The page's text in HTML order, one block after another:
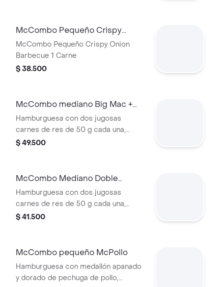
grandes crujientes.
McCombo Pequeño Crispy
Onion Barbecue 1 Carne
McCombo Pequeño Crispy Onion
Barbecue 1 Carne
$ 38.500
McCombo mediano Big Mac +
McFlurry de Oreo
Hamburguesa con dos jugosas
carnes de res de 50 g cada una,
cebolla, lechuga fresca, pepinillos,
Mac™, en pan dorado con ajonjolí.
medianas crujientes, bebida mediana
a elección y helado cremoso de
vainilla con galleta Oreo™ triturada y
$ 49.500
McCombo Mediano Doble
Hamburguesa con Queso +
McFlurry de Oreo
Hamburguesa con dos jugosas
carnes de res de 50 g cada una,
doble queso cheddar cremoso,
Acompañada de papas fritas
medianas crujientes, bebida mediana
a elección y helado cremoso de
vainilla con galleta Oreo™ triturada y
$ 41.500
McCombo pequeño McPollo
Hamburguesa con medallón apanado
y dorado de pechuga de pollo,